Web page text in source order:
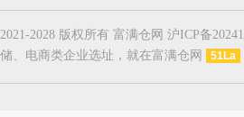
2021-2028 版权所有 富满仓网 沪ICP备
储、电商类企业选址，就在富满仓网
51La